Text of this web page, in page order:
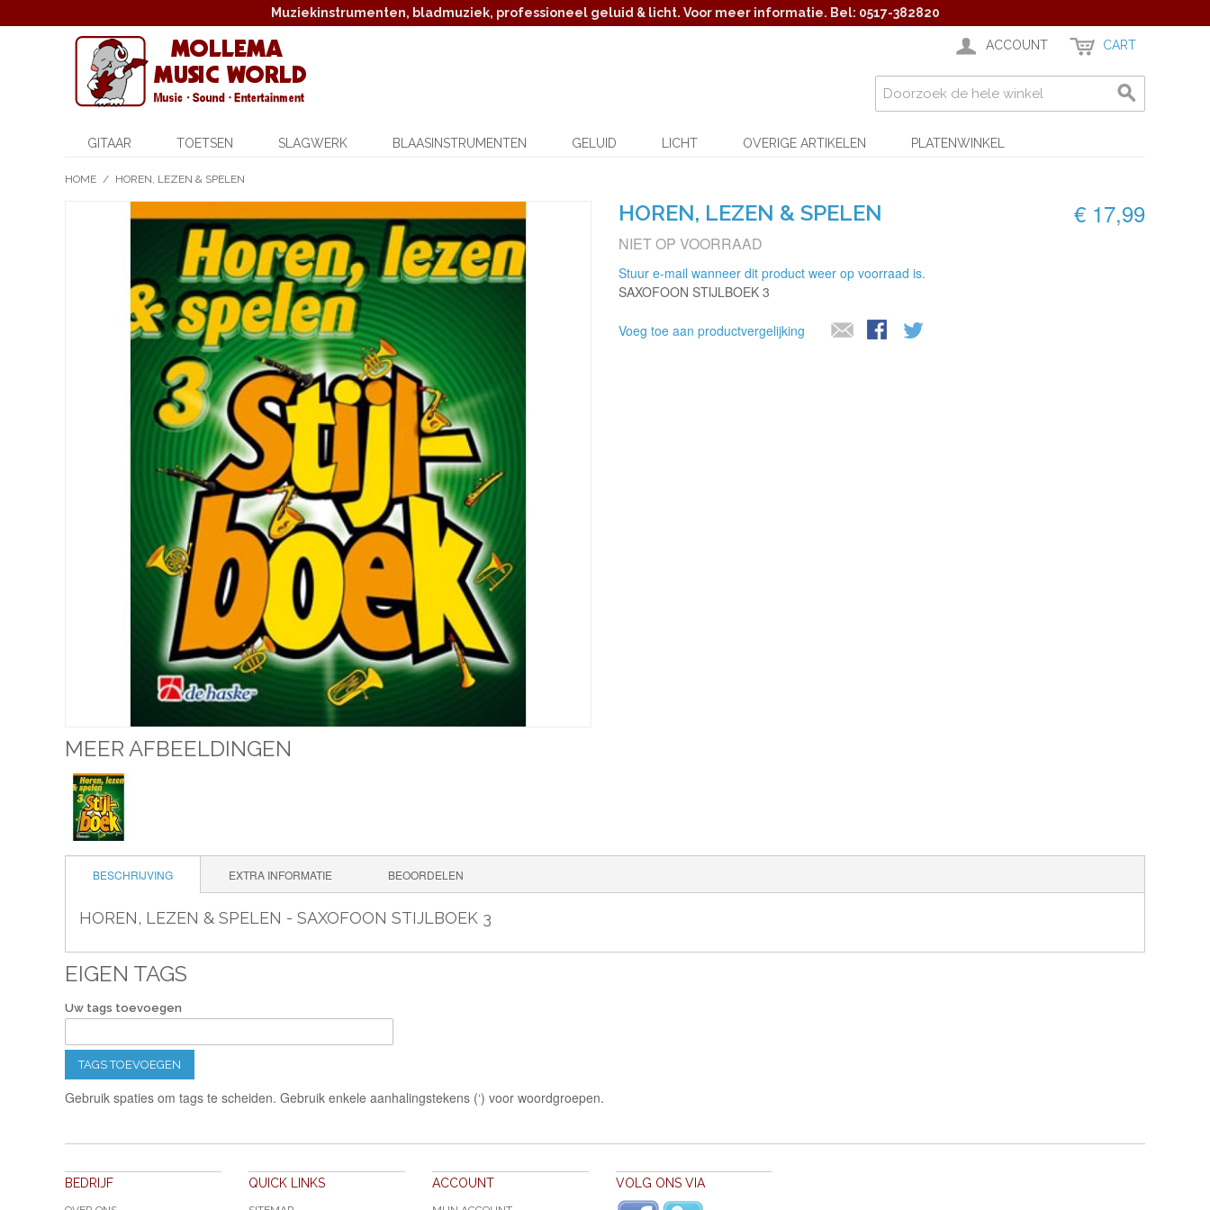
Muziekinstrumenten, bladmuziek, professioneel geluid & licht. Voor meer informatie. Bel: 0517-382820
ACCOUNT CART
GITAAR TOETSEN SLAGWERK BLAASINSTRUMENTEN GELUID LICHT OVERIGE ARTIKELEN PLATENWINKEL
HOME / HOREN, LEZEN & SPELEN
MEER AFBEELDINGEN
HOREN, LEZEN & SPELEN € 17,99
NIET OP VOORRAAD
Stuur e-mail wanneer dit product weer op voorraad is.
SAXOFOON STIJLBOEK 3
Voeg toe aan productvergelijking
BESCHRIJVING EXTRA INFORMATIE BEOORDELEN
HOREN, LEZEN & SPELEN - SAXOFOON STIJLBOEK 3
EIGEN TAGS
Uw tags toevoegen
TAGS TOEVOEGEN
Gebruik spaties om tags te scheiden. Gebruik enkele aanhalingstekens (‘) voor woordgroepen.
BEDRIJF QUICK LINKS ACCOUNT VOLG ONS VIA